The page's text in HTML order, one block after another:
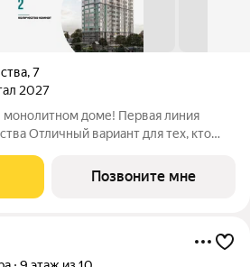
,7
2027
монолитном доме! Первая линия
Отличный вариант для тех, кто
м2 идеально зонируется на рабочую
Позвоните мне